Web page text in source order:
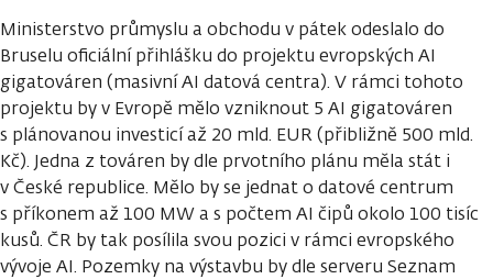
Ministerstvo průmyslu a obchodu v pátek odeslalo do
Bruselu oficiální přihlášku do projektu evropských AI
gigatováren (masivní AI datová centra). V rámci tohoto
projektu by v Evropě mělo vzniknout 5 AI gigatováren
s plánovanou investicí až 20 mld. EUR (přibližně 500 mld.
Kč). Jedna z továren by dle prvotního plánu měla stát i
v České republice. Mělo by se jednat o datové centrum
s příkonem až 100 MW a s počtem AI čipů okolo 100 tisíc
kusů. ČR by tak posílila svou pozici v rámci evropského
vývoje AI. Pozemky na výstavbu by dle serveru Seznam